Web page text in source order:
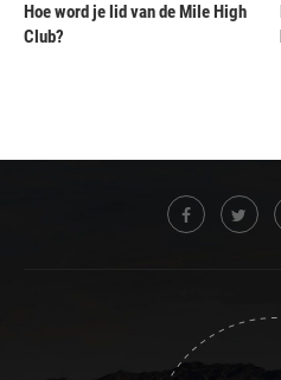
Hoe word je lid van de Mile High
Club?